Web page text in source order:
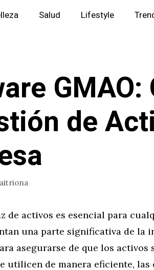
Salud Lifestyle
de
de activos es esencial para
una parte significativa de la
asegurarse de que los activos
utilicen de manera eficiente, las